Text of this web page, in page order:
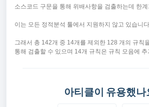
소스코드 구문을 통해 위배사항을 검출하는데 한
이는 모든 정적분석 툴에서 지원하지 않고 있습니
그래서 총 142개 중 14개를 제외한 128 개의 규칙
통해 검출할 수 있으며 14개 규칙은 규칙 모음에
아티클이 유용했나